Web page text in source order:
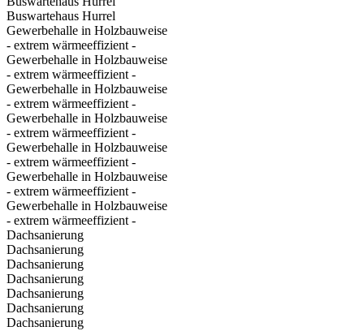
Buswartehaus Hurrel
Gewerbehalle in Holzbauweise
- extrem wärmeeffizient -
Gewerbehalle in Holzbauweise
- extrem wärmeeffizient -
Gewerbehalle in Holzbauweise
- extrem wärmeeffizient -
Gewerbehalle in Holzbauweise
- extrem wärmeeffizient -
Gewerbehalle in Holzbauweise
- extrem wärmeeffizient -
Gewerbehalle in Holzbauweise
- extrem wärmeeffizient -
Gewerbehalle in Holzbauweise
- extrem wärmeeffizient -
Dachsanierung
Dachsanierung
Dachsanierung
Dachsanierung
Dachsanierung
Dachsanierung
Dachsanierung